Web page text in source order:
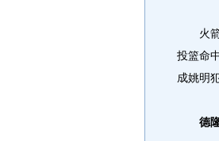
火箭
投篮命
成姚明
德